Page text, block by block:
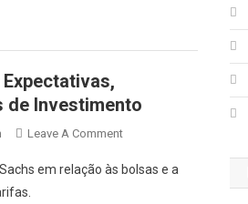
de Investimento
Leave A CommentOn
Das
em relação às bolsas e a